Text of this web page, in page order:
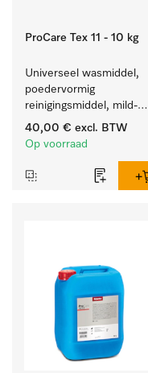
ProCare Tex 11 - 10 kg
Universeel wasmiddel,
poedervormig
reinigingsmiddel, mild-
alkalisch, 10 kg voor het
reinigen van wit wasgoed
40,00 € excl. BTW
Op voorraad